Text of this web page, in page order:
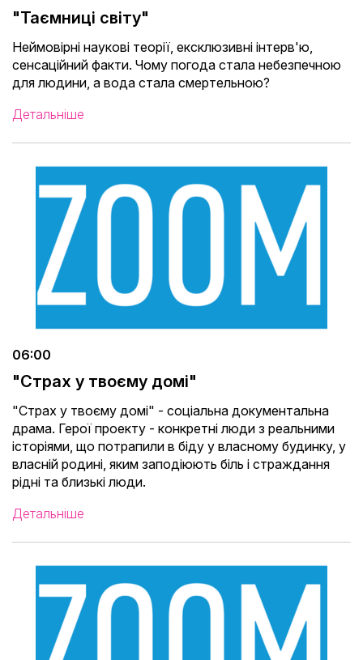
"Таємниці світу"
Неймовірні наукові теорії, ексклюзивні інтерв'ю,
сенсаційний факти. Чому погода стала небезпечною
для людини, а вода стала смертельною?
Детальніше
06:00
"Страх у твоєму домі"
"Страх у твоєму домі" - соціальна документальна
драма. Герої проекту - конкретні люди з реальними
історіями, що потрапили в біду у власному будинку, у
власній родині, яким заподіюють біль і страждання
рідні та близькі люди.
Детальніше